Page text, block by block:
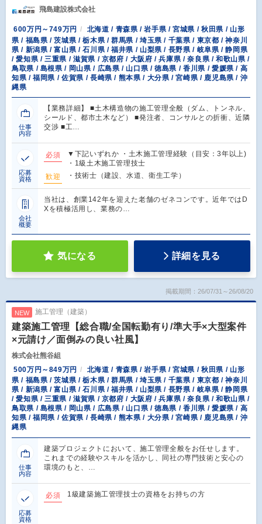
飛島建設株式会社
600万円～749万円
北海道 / 青森県 / 岩手県 / 宮城県 / 秋田県 / 山形
県 / 福島県 / 茨城県 / 栃木県 / 群馬県 / 埼玉県 / 千葉県 / 東京都 / 神奈川
県 / 新潟県 / 富山県 / 石川県 / 福井県 / 山梨県 / 長野県 / 岐阜県 / 静岡県
/ 愛知県 / 三重県 / 滋賀県 / 京都府 / 大阪府 / 兵庫県 / 奈良県 / 和歌山県 /
鳥取県 / 島根県 / 岡山県 / 広島県 / 山口県 / 徳島県 / 香川県 / 愛媛県 / 高
知県 / 福岡県 / 佐賀県 / 長崎県 / 熊本県 / 大分県 / 宮崎県 / 鹿児島県 / 沖
縄県
仕事
内容
【業務詳細】 ■土木構造物の施工管理全般（ダム、トンネル、
シールド、都市土木など） ■発注者、コンサルとの折衝、近隣
交渉 ■工…
応募
資格
必須
▼下記いずれか ・土木施工管理経験（目安：3年以上)
・1級土木施工管理技士
歓迎
・技術士（建設、水道、衛生工学）
会社
概要
当社は、創業142年を迎えた老舗のゼネコンです。近年ではD
Xを積極活用し、業務の…
気になる 詳細を見る
掲載期間：26/07/31～26/08/20
NEW 施工管理（建築）
建築施工管理【総合職/全国転勤有り/準大手×大型案件
×元請け／面倒みの良い社風】
株式会社熊谷組
500万円～849万円
北海道 / 青森県 / 岩手県 / 宮城県 / 秋田県 / 山形
県 / 福島県 / 茨城県 / 栃木県 / 群馬県 / 埼玉県 / 千葉県 / 東京都 / 神奈川
県 / 新潟県 / 富山県 / 石川県 / 福井県 / 山梨県 / 長野県 / 岐阜県 / 静岡県
/ 愛知県 / 三重県 / 滋賀県 / 京都府 / 大阪府 / 兵庫県 / 奈良県 / 和歌山県 /
鳥取県 / 島根県 / 岡山県 / 広島県 / 山口県 / 徳島県 / 香川県 / 愛媛県 / 高
知県 / 福岡県 / 佐賀県 / 長崎県 / 熊本県 / 大分県 / 宮崎県 / 鹿児島県 / 沖
縄県
仕事
内容
建築プロジェクトにおいて、施工管理全般をお任せします。
これまでの経験やスキルを活かし、同社の専門技術と安心の
環境のもと、…
応募
資格
必須 1級建築施工管理技士の資格をお持ちの方